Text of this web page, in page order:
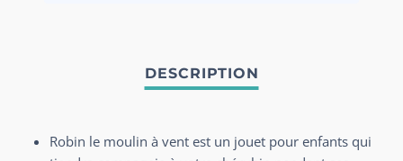
Robin le moulin à vent est un jouet pour enfants qui